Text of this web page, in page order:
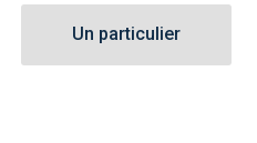
Un particulier